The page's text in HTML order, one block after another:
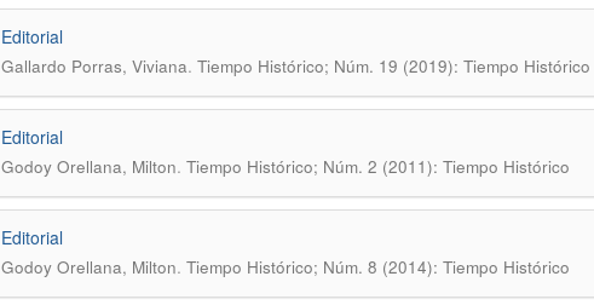
Editorial
Gallardo Porras, Viviana. Tiempo Histórico; Núm. 19 (2019): Tiempo Histórico
Editorial
Godoy Orellana, Milton. Tiempo Histórico; Núm. 2 (2011): Tiempo Histórico
Editorial
Godoy Orellana, Milton. Tiempo Histórico; Núm. 8 (2014): Tiempo Histórico